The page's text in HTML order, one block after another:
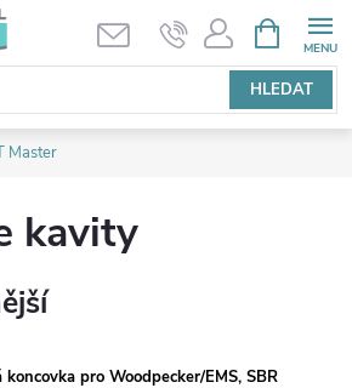
HLEDAT
NÁKUPNÍ
KOŠÍK
Master
kavity
pro Woodpecker/EMS, SBR